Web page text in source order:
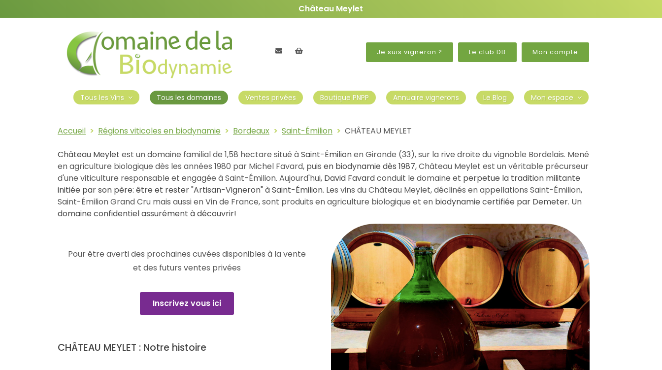
Château Meylet
Mon compte
Le club DB
Je suis vigneron ?
Contactez nous
Tous les Vins Tous les domaines Ventes privées Boutique PNPP Annuaire vignerons Le Blog Mon espace
Accueil Régions viticoles en biodynamie Bordeaux Saint-Émilion CHÂTEAU MEYLET
Château Meylet est un domaine familial de 1,58 hectare situé àSaint-Émilionen Gironde (33), sur la rive droite du vignoble Bordelais. Mené
en agriculture biologique dès les années 1980 par Michel Favard, puis en biodynamie dès 1987, Château Meylet est un véritable précurseur
d'une viticulture responsable et engagée à Saint-Émilion. Aujourd'hui, David Favardconduit le domaine et perpetue la tradition militante
initiée par son père: être et rester "Artisan-Vigneron" à Saint-Émilion. Les vins du Château Meylet, déclinés en appellations Saint-Émilion,
Saint-Émilion Grand Cru mais aussi en Vin de France, sont produits en agriculture biologique et en biodynamie certifiée par Demeter. Un
domaine confidentiel assurément à découvrir!
Pour être averti des prochaines cuvées disponibles à la vente
et des futurs ventes privées
Inscrivez vous ici
CHÂTEAU MEYLET : Notre histoire